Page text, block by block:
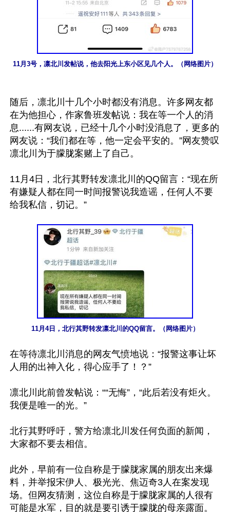
11月3号，凛北川发帖说，他去阳光上东小区见几个人。（网络图片）
随后，凛北川十几个小时都没有消息。许多网友都
在为他担心，作家鲁班发帖说：我在等一个人的消
息......有网友说，已经十几个小时没消息了，更多的
网友说：“我们都在等，他一定会平安的。”网友赞叹
凛北川为于朦胧案赌上了自己。
11月4日，北行其野转发凛北川的QQ留言：“现在所
有嫌疑人都在同一时间报警说我造谣，任何人不要
给我私信，切记。”
11月4日，北行其野转发凛北川的QQ留言。（网络图片）
在等待凛北川消息的网友气愤地说：“报警这事让坏
人用的出神入化，得心应手了！？”
凛北川此前曾发帖说：““无悔”，“此后若没有炬火。
我便是唯一的光。”
北行其野呼吁，警方给凛北川发任何负面的新闻，
大家都不要去相信。
此外，早前有一位自称是于朦胧家属的朋友出来爆
料，并举报宋伊人、极光光、焦迈奇3人在案发现
场。但网友猜测，这位自称是于朦胧家属的人很有
可能是水军，目的就是要引诱于朦胧的母亲露面。